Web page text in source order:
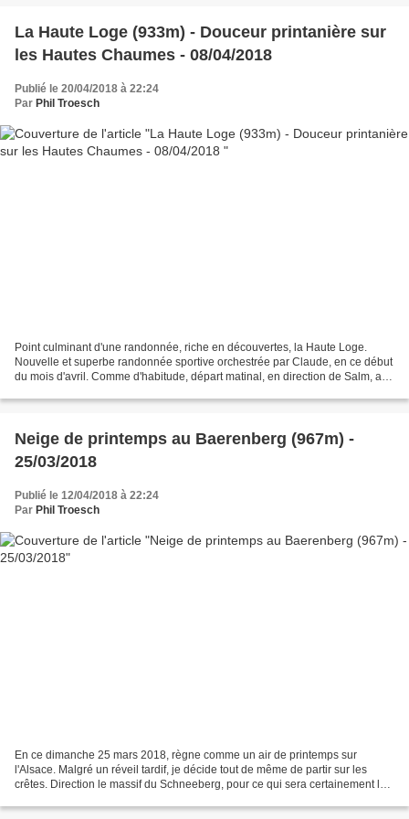
La Haute Loge (933m) - Douceur printanière sur
les Hautes Chaumes - 08/04/2018
Publié le 20/04/2018 à 22:24
Par Phil Troesch
Point culminant d'une randonnée, riche en découvertes, la Haute Loge.
Nouvelle et superbe randonnée sportive orchestrée par Claude, en ce début
du mois d'avril. Comme d'habitude, départ matinal, en direction de Salm, au
Neige de printemps au Baerenberg (967m) -
25/03/2018
Publié le 12/04/2018 à 22:24
Par Phil Troesch
En ce dimanche 25 mars 2018, règne comme un air de printemps sur
l'Alsace. Malgré un réveil tardif, je décide tout de même de partir sur les
crêtes. Direction le massif du Schneeberg, pour ce qui sera certainement la